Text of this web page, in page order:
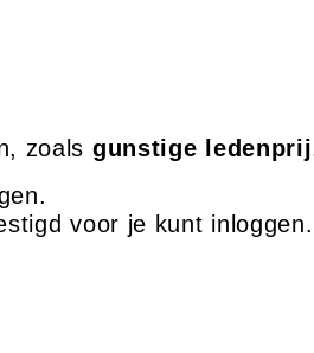
zoals gunstige
voor je kunt inloggen.